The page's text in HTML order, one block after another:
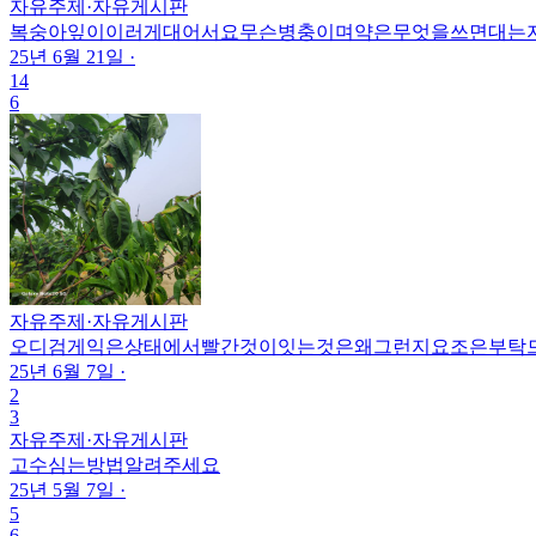
자유주제 ·자유게시판
복숭아잎이이러게대어서요무슨병충이며약은무엇을쓰면대는
25년 6월 21일 ·
14
6
자유주제 ·자유게시판
오디검게익은상태에서빨간것이잇는것은왜그런지요조은부탁
25년 6월 7일 ·
2
3
자유주제 ·자유게시판
고수심는방법알려주세요
25년 5월 7일 ·
5